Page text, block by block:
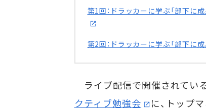
第1回：ドラッカーに学ぶ「部下に
第2回：ドラッカーに学ぶ「部下に
ライブ配信で開催されてい
クティブ勉強会
に、トップ